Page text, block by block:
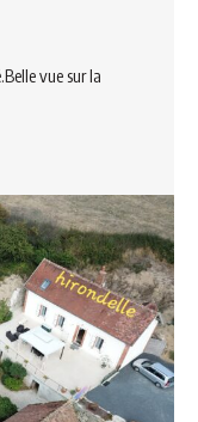
vue sur la